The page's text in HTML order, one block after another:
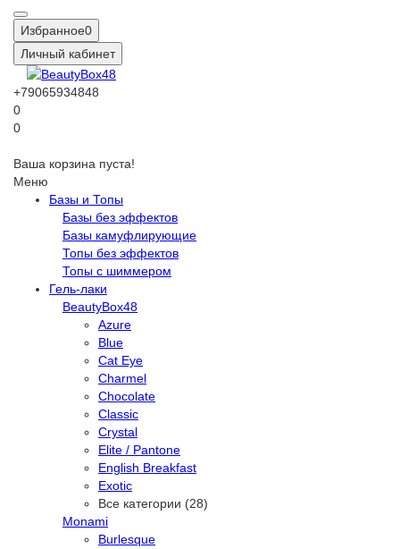
Избранное0
Личный кабинет
+79065934848
0
0
Ваша корзина пуста!
Меню
Базы и Топы
Базы без эффектов
Базы камуфлирующие
Топы без эффектов
Топы с шиммером
Гель-лаки
BeautyBox48
Azure
Blue
Cat Eye
Charmel
Chocolate
Classic
Crystal
Elite / Pantone
English Breakfast
Exotic
Все категории (28)
Monami
Burlesque